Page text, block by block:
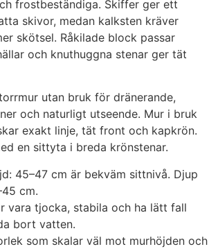
frostbeständiga. Skiffer ger ett
skivor, medan kalksten kräver
skötsel. Råkilade block passar
och knuthuggna stenar ger tät
utan bruk för dränerande,
och naturligt utseende. Mur i bruk
exakt linje, tät front och kapkrön.
en sittyta i breda krönstenar.
45–47 cm är bekväm sittnivå. Djup
cm.
vara tjocka, stabila och ha lätt fall
bort vatten.
som skalar väl mot murhöjden och